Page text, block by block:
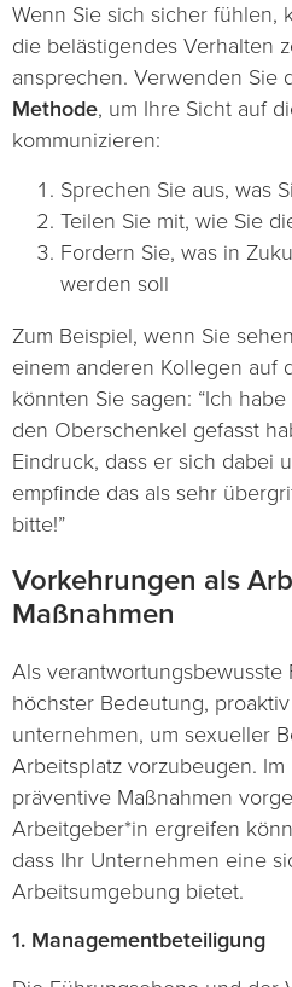
Wenn Sie sich sicher fühlen,
die belästigendes Verhalten
ansprechen. Verwenden Sie
Methode, um Ihre Sicht auf
kommunizieren:
Sprechen Sie aus, was
Teilen Sie mit, wie Sie
Fordern Sie, was in
werden soll
Zum Beispiel, wenn Sie
einem anderen Kollegen auf
könnten Sie sagen: “Ich
den Oberschenkel gefasst
Eindruck, dass er sich dabei
empfinde das als sehr
bitte!”
Vorkehrungen als
Maßnahmen
Als verantwortungsbewusste
höchster Bedeutung,
unternehmen, um sexueller
Arbeitsplatz vorzubeugen.
präventive Maßnahmen
Arbeitgeber*in ergreifen
dass Ihr Unternehmen eine
Arbeitsumgebung bietet.
1. Managementbeteiligung